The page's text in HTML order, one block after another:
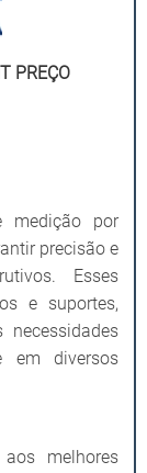
PREÇO
medição por
precisão e
Esses
e suportes,
em diversos
melhores